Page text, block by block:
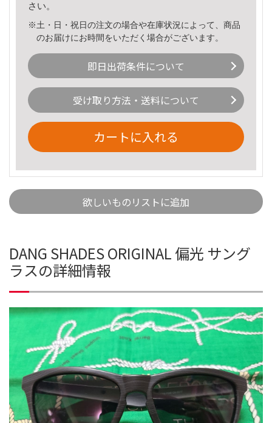
さい。
※土・日・祝日の注文の場合や在庫状況によって、商品
のお届けにお時間をいただく場合がございます。
即日出荷条件について
受け取り方法・送料について
カートに入れる
欲しいものリストに追加
DANG SHADES ORIGINAL 偏光 サング
ラスの詳細情報